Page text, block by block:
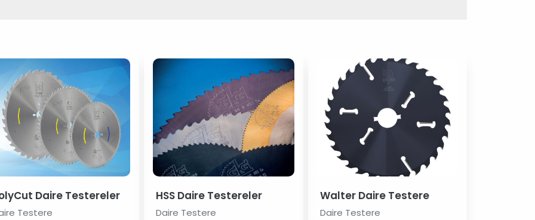
Daire Testereler
Testere
HSS Daire Testereler
Daire Testere
Walter Daire Testere
Daire Testere